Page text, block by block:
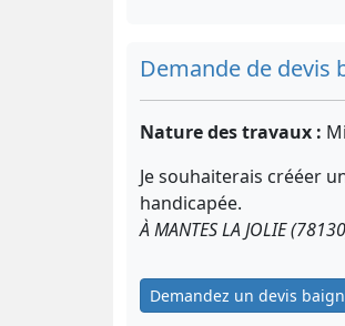
Demande de devis
Nature des travaux :
Je souhaiterais crééer
handicapée.
À MANTES LA JOLIE
Demandez un devis